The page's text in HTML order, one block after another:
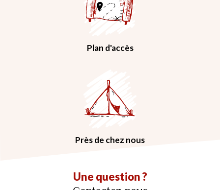
Plan d'accès
Près de chez nous
Une question ?